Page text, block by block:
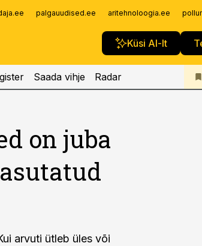
palgauudised.ee aritehnoloogia.ee
Küsi AI-lt
Telli
Saada vihje Radar
on juba
arvuti ütleb üles või